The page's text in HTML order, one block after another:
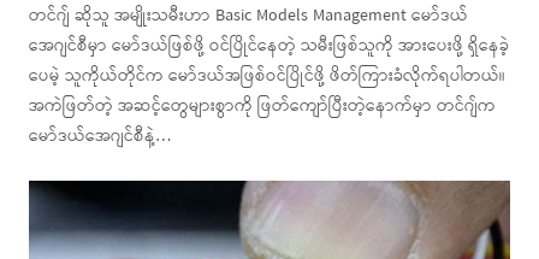
တင်ဂျ် ဆိုသူ အမျိုးသမီးဟာ Basic Models Management မော်ဒယ်
အေဂျင်စီမှာ မော်ဒယ်ဖြစ်ဖို့ ဝင်ပြိုင်နေတဲ့ သမီးဖြစ်သူကို အားပေးဖို့ ရှိနေခဲ့
ပေမဲ့ သူကိုယ်တိုင်က မော်ဒယ်အဖြစ်ဝင်ပြိုင်ဖို့ ဖိတ်ကြားခံလိုက်ရပါတယ်။
အကဲဖြတ်တဲ့ အဆင့်တွေများစွာကို ဖြတ်ကျော်ပြီးတဲ့နောက်မှာ တင်ဂျ်က
မော်ဒယ်အေဂျင်စီနဲ့…